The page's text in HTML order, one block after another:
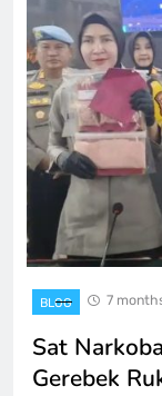
BLOG 7
Sat
Gerebek